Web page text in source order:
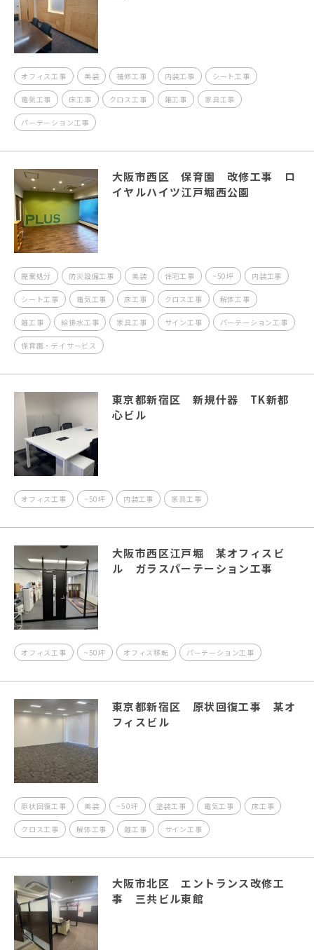
オフィス工事 美装 補修工事 内装工事 シート工事
電気工事 床工事 クロス工事 雑工事 家具工事
パーテーション工事
大阪市西区 保育園 改修工事 ロ
イヤルハイツ江戸堀西公園
廃棄処分 防災設備工事 美装 住宅工事 ~50坪 内装工事
シート工事 電気工事 床工事 クロス工事 解体工事
雑工事 給排水工事 家具工事 サイン工事 パーテーション工事
保育園・デイサービス
東京都新宿区 新規什器 TK新都
心ビル
オフィス工事 ~50坪 内装工事 家具工事
大阪市西区江戸堀 某オフィスビ
ル ガラスパーテーション工事
オフィス工事 ~50坪 オフィス移転 パーテーション工事
東京都新宿区 原状回復工事 某オ
フィスビル
原状回復工事 美装 ~50坪 塗装工事 電気工事 床工事
クロス工事 解体工事 雑工事 サイン工事
大阪市北区 エントランス改修工
事 三共ビル東館